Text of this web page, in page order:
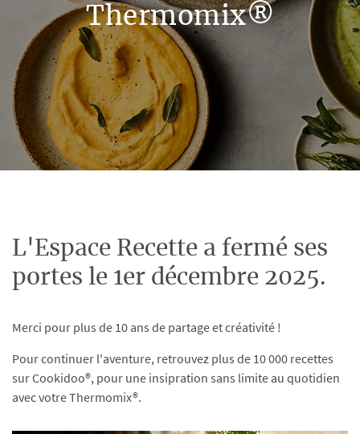
Thermomix®
L'Espace Recette a fermé ses
portes le 1er décembre 2025.
Merci pour plus de 10 ans de partage et créativité !
Pour continuer l'aventure, retrouvez plus de 10 000 recettes
sur Cookidoo®, pour une insipration sans limite au quotidien
avec votre Thermomix®.